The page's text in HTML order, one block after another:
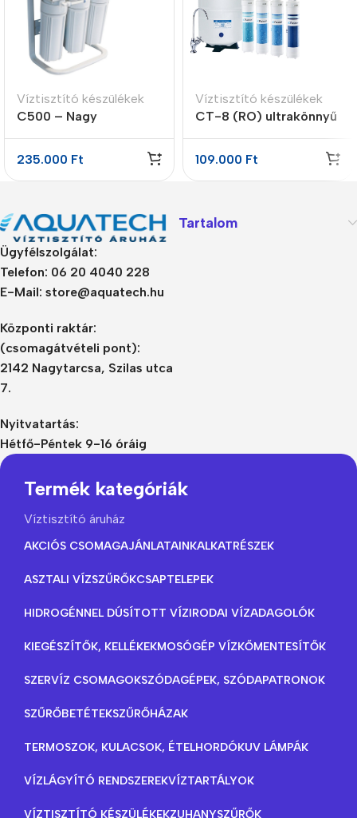
Víztisztító készülékek
C500 – Nagy
víztisztító
235.000 Ft
Víztisztító készülékek
CT-8 (RO) ultrakönnyű
nyomásfokozó
109.000 Ft
Ügyfélszolgálat:
Telefon: 06 20 4040 228
E-Mail: store@aquatech.hu
Központi raktár:
(csomagátvételi pont):
2142 Nagytarcsa, Szilas utca
7.
Nyitvatartás:
Hétfő-Péntek 9-16 óráig
Tartalom
Termék kategóriák
Víztisztító áruház
AKCIÓS CSOMAGAJÁNLATAINKALKATRÉSZEK
ASZTALI VÍZSZŰRŐKCSAPTELEPEK
HIDROGÉNNEL DÚSÍTOTT VÍZIRODAI VÍZADAGOLÓK
KIEGÉSZÍTŐK, KELLÉKEKMOSÓGÉP VÍZKŐMENTESÍTŐK
SZERVÍZ CSOMAGOKSZÓDAGÉPEK, SZÓDAPATRONOK
SZŰRŐBETÉTEKSZŰRŐHÁZAK
TERMOSZOK, KULACSOK, ÉTELHORDÓKUV LÁMPÁK
VÍZLÁGYÍTÓ RENDSZEREKVÍZTARTÁLYOK
VÍZTISZTÍTÓ KÉSZÜLÉKEKZUHANYSZŰRŐK